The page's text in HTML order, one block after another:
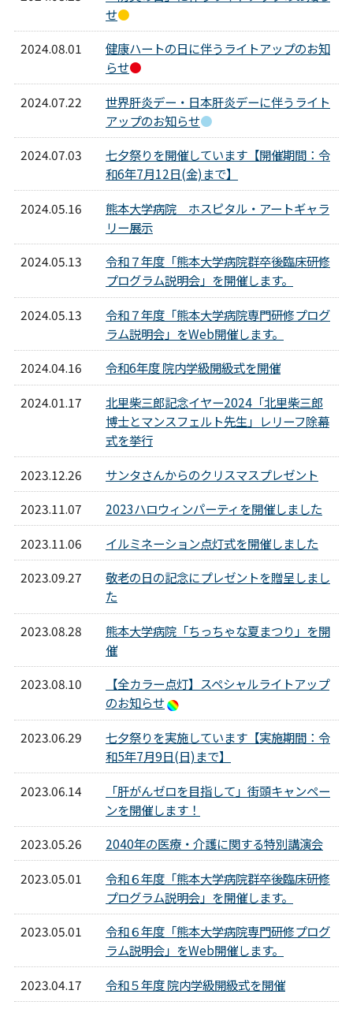
せ●
2024.08.01
健康ハートの日に伴うライトアップのお知
らせ●
2024.07.22
世界肝炎デー・日本肝炎デーに伴うライト
アップのお知らせ●
2024.07.03
七夕祭りを開催しています【開催期間：令
和6年7月12日(金)まで】
2024.05.16
熊本大学病院 ホスピタル・アートギャラ
リー展示
2024.05.13
令和７年度「熊本大学病院群卒後臨床研修
プログラム説明会」を開催します。
2024.05.13
令和７年度「熊本大学病院専門研修プログ
ラム説明会」をWeb開催します。
2024.04.16
令和6年度 院内学級開級式を開催
2024.01.17
北里柴三郎記念イヤー2024「北里柴三郎
博士とマンスフェルト先生」レリーフ除幕
式を挙行
2023.12.26
サンタさんからのクリスマスプレゼント
2023.11.07
2023ハロウィンパーティを開催しました
2023.11.06
イルミネーション点灯式を開催しました
2023.09.27
敬老の日の記念にプレゼントを贈呈しまし
た
2023.08.28
熊本大学病院「ちっちゃな夏まつり」を開
催
2023.08.10
【全カラー点灯】スペシャルライトアップ
のお知らせ
2023.06.29
七夕祭りを実施しています【実施期間：令
和5年7月9日(日)まで】
2023.06.14
「肝がんゼロを目指して」街頭キャンペー
ンを開催します！
2023.05.26
2040年の医療・介護に関する特別講演会
2023.05.01
令和６年度「熊本大学病院群卒後臨床研修
プログラム説明会」を開催します。
2023.05.01
令和６年度「熊本大学病院専門研修プログ
ラム説明会」をWeb開催します。
2023.04.17
令和５年度 院内学級開級式を開催